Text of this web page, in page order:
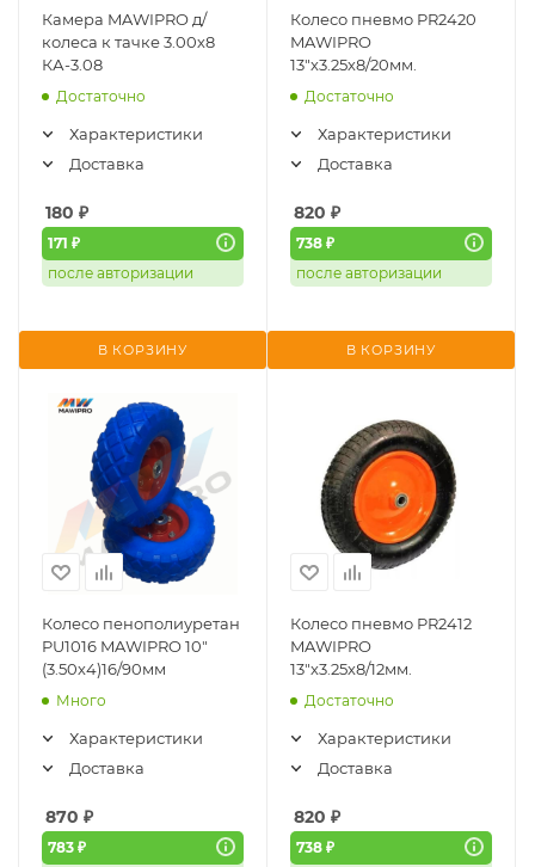
Камера MAWIPRO д/
колеса к тачке 3.00х8
КА-3.08
Достаточно
Характеристики
Доставка
180 ₽
171 ₽
после авторизации
В КОРЗИНУ
Колесо пневмо PR2420
MAWIPRO
13"х3.25х8/20мм.
Достаточно
Характеристики
Доставка
820 ₽
738 ₽
после авторизации
В КОРЗИНУ
Колесо пенополиуретан
PU1016 MAWIPRO 10"
(3.50х4)16/90мм
Много
Характеристики
Доставка
870 ₽
783 ₽
Колесо пневмо PR2412
MAWIPRO
13"х3.25х8/12мм.
Достаточно
Характеристики
Доставка
820 ₽
738 ₽